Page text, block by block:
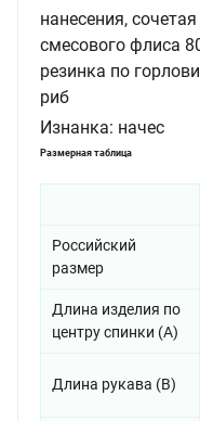
нанесения,
смесового флиса
резинка по
риб
Изнанка: начес
Размерная таблица
Российский
размер
Длина изделия по
центру спинки (A)
Длина рукава (B)